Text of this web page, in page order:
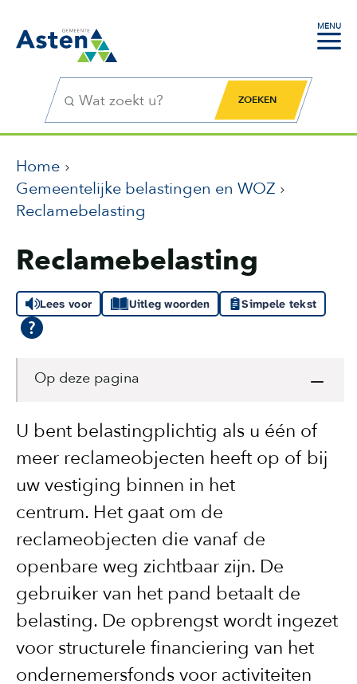
MENU
Zoekfunctie Zoekknop
Home
Gemeentelijke belastingen en WOZ
Reclamebelasting
Reclamebelasting
Lees voor Uitleg woorden Simpele tekst
U bent belastingplichtig als u één of
meer reclameobjecten heeft op of bij
uw vestiging binnen in het
centrum. Het gaat om de
reclameobjecten die vanaf de
openbare weg zichtbaar zijn. De
gebruiker van het pand betaalt de
belasting. De opbrengst wordt ingezet
voor structurele financiering van het
ondernemersfonds voor activiteiten
Op deze pagina